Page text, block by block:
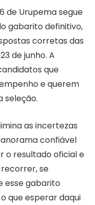
de Urupema segue
gabarito definitivo,
corretas das
de junho. A
que
e querem
seleção.
as incertezas
confiável
o resultado oficial e
se
esse gabarito
que esperar daqui